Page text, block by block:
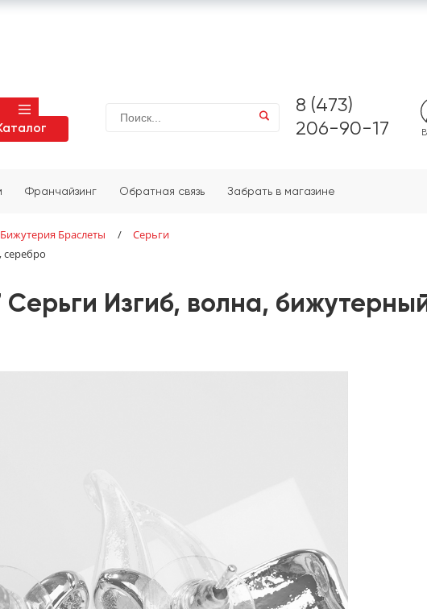
8 (473)
206-90-17
Франчайзинг Обратная связь Забрать в магазине
Бижутерия Браслеты /
Серьги
серебро
Серьги Изгиб, волна,